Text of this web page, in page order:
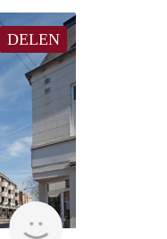
DELEN
Woonhuis